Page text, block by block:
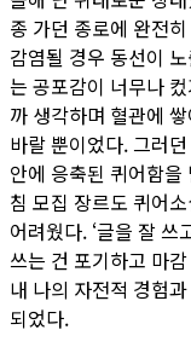
종 가던 종로에 완전
감염될 경우 동선이
는 공포감이 너무나
까 생각하며 혈관에
바랄 뿐이었다. 그러
안에 응축된 퀴어함
침 모집 장르도 퀴어
어려웠다. ‘글을 잘 쓰
쓰는 건 포기하고 마
내 나의 자전적 경험
되었다.